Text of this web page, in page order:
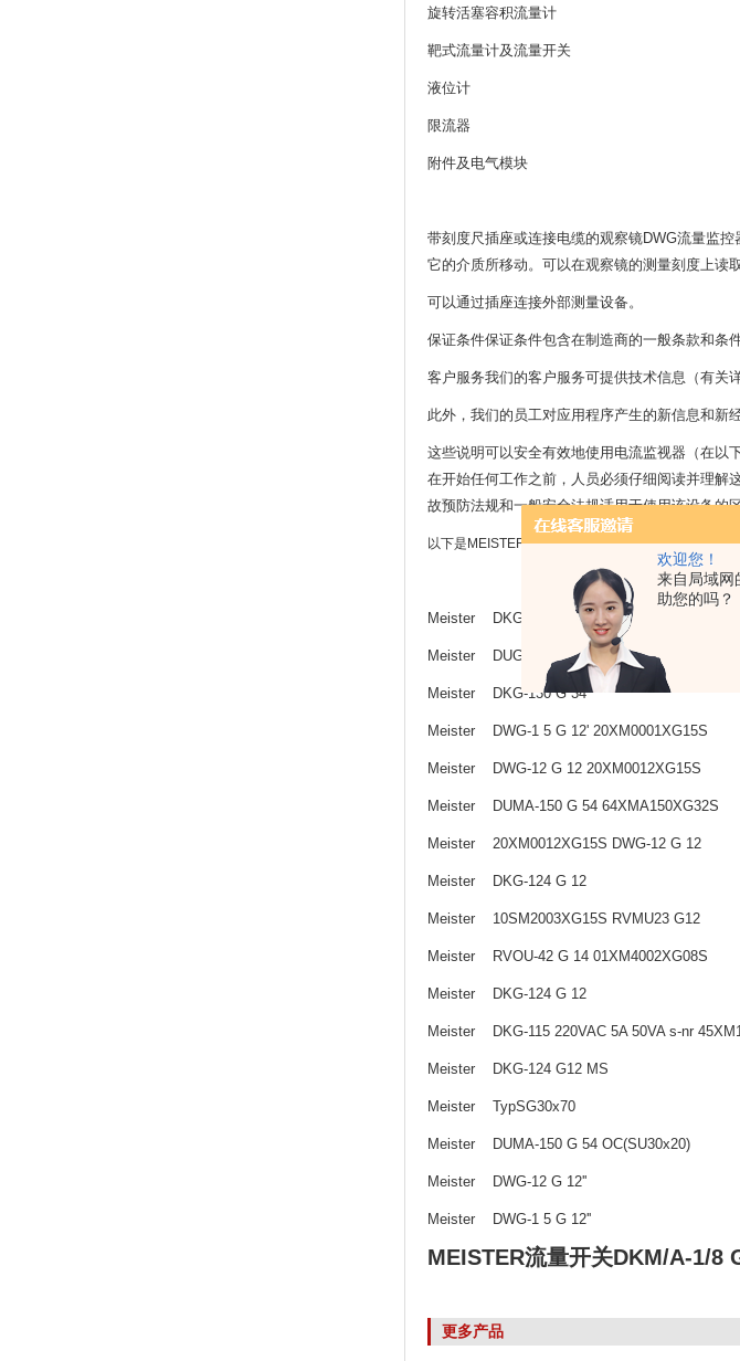
欢迎您！
来自局域网
助您的吗？
旋转活塞容积流量计
靶式流量计及流量开关
液位计
限流器
附件及电气模块
带刻度尺插座或连接电缆的观察镜DWG流量监
它的介质所移动。可以在观察镜的测量刻度上读
可以通过插座连接外部测量设备。
保证条件保证条件包含在制造商的一般条款和条件
客户服务我们的客户服务可提供技术信息（有关
此外，我们的员工对应用程序产生的新信息和新
这些说明可以安全有效地使用电流监视器（在以
在开始任何工作之前，人员必须仔细阅读并理解
故预防法规和一般安全法规适用于使用该设备的
以下是MEISTER流量开关部分型号展示：
Meister DKG-160 G 34 ART47XE1060XG20W
Meister DUG-8 G 12,NR.60XM0008XG15S
Meister DKG-130 G 34
Meister DWG-1 5 G 12' 20XM0001XG15S
Meister DWG-12 G 12 20XM0012XG15S
Meister DUMA-150 G 54 64XMA150XG32S
Meister 20XM0012XG15S DWG-12 G 12
Meister DKG-124 G 12
Meister 10SM2003XG15S RVMU23 G12
Meister RVOU-42 G 14 01XM4002XG08S
Meister DKG-124 G 12
Meister DKG-115 220VAC 5A 50VA s-nr
Meister DKG-124 G12 MS
Meister TypSG30x70
Meister DUMA-150 G 54 OC(SU30x20)
Meister DWG-12 G 12''
Meister DWG-1 5 G 12''
MEISTER流量开关DKM/A-1/8
更多产品